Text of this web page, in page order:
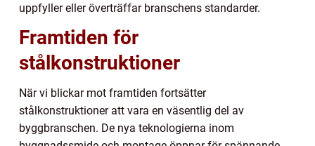
uppfyller eller överträffar branschens standarder.
Framtiden för
stålkonstruktioner
När vi blickar mot framtiden fortsätter
stålkonstruktioner att vara en väsentlig del av
byggbranschen. De nya teknologierna inom